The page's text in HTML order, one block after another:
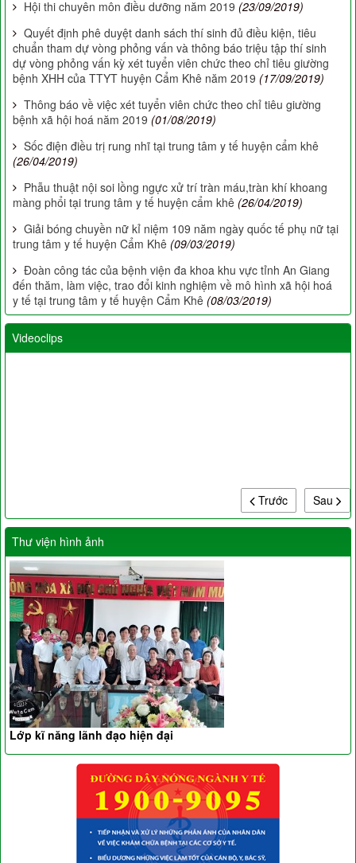
Hội thi chuyên môn điều dưỡng năm 2019 (23/09/2019)
Quyết định phê duyệt danh sách thí sinh đủ điều kiện, tiêu
chuẩn tham dự vòng phỏng vấn và thông báo triệu tập thí sinh
dự vòng phỏng vấn kỳ xét tuyển viên chức theo chỉ tiêu giường
bệnh XHH của TTYT huyện Cẩm Khê năm 2019 (17/09/2019)
Thông báo về việc xét tuyển viên chức theo chỉ tiêu giường
bệnh xã hội hoá năm 2019 (01/08/2019)
Sốc điện điều trị rung nhĩ tại trung tâm y tế huyện cẩm khê
(26/04/2019)
Phẫu thuật nội soi lồng ngực xử trí tràn máu,tràn khí khoang
màng phổi tại trung tâm y tế huyện cẩm khê (26/04/2019)
Giải bóng chuyền nữ kỉ niệm 109 năm ngày quốc tế phụ nữ tại
trung tâm y tế huyện Cẩm Khê (09/03/2019)
Đoàn công tác của bệnh viện đa khoa khu vực tỉnh An Giang
đến thăm, làm việc, trao đổi kinh nghiệm về mô hình xã hội hoá
y tế tại trung tâm y tế huyện Cẩm Khê (08/03/2019)
Videoclips
Sau
Trước
Thư viện hình ảnh
Lớp kĩ năng lãnh đạo hiện đại